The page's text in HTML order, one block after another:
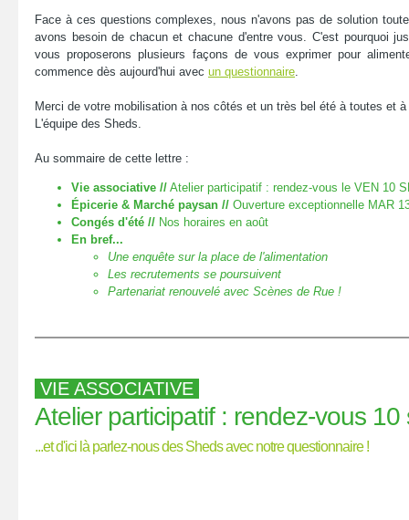
Face à ces questions complexes, nous n'avons pas de solution
avons besoin de chacun et chacune d'entre vous. C'est pourquoi
vous proposerons plusieurs façons de vous exprimer pour
commence dès aujourd'hui avec un questionnaire.
Merci de votre mobilisation à nos côtés et un très bel été à toutes et
L'équipe des Sheds.
Au sommaire de cette lettre :
Vie associative // Atelier participatif : rendez-vous le VEN 10
Épicerie & Marché paysan // Ouverture exceptionnelle MAR
Congés d'été // Nos horaires en août
En bref...
Une enquête sur la place de l'alimentation
Les recrutements se poursuivent
Partenariat renouvelé avec Scènes de Rue !
VIE ASSOCIATIVE
Atelier participatif : rendez-vous 10
...et d'ici là parlez-nous des Sheds avec notre questionnaire !